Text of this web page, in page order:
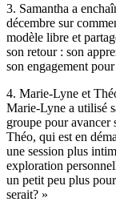
3. Samantha a
décembre sur
modèle libre et
son retour : son
son engagement
4. Marie-Lyne et
Marie-Lyne a utilisé
groupe pour avancer
Théo, qui est en
une session plus
exploration
un petit peu plus
serait? »